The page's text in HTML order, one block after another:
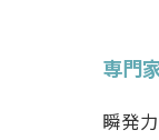
専門
瞬発